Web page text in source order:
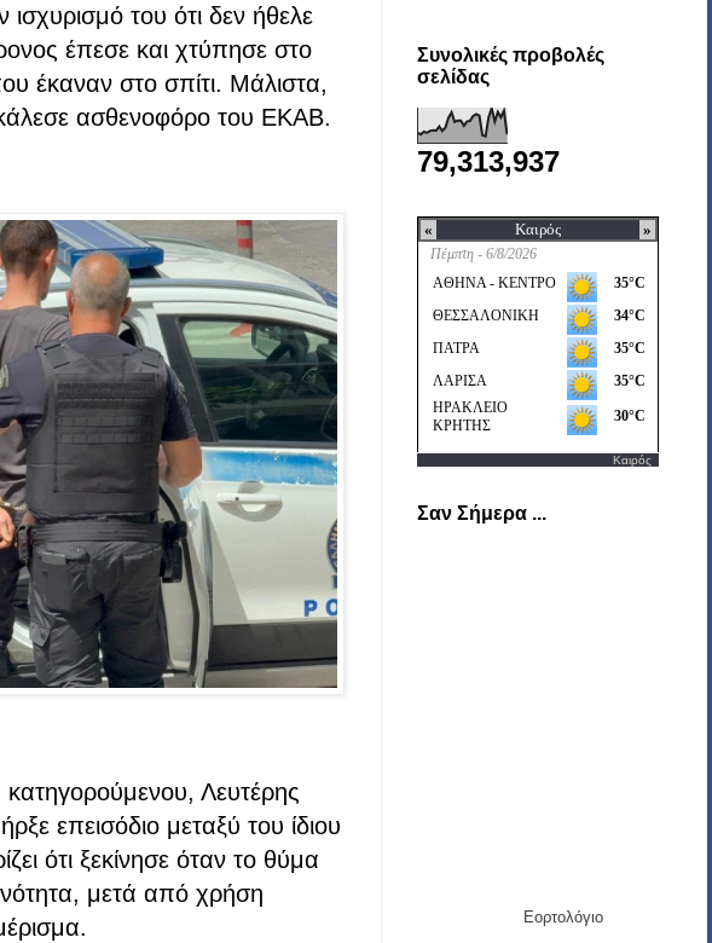
του ότι δεν ήθελε
έπεσε και χτύπησε στο
έκαναν στο σπίτι. Μάλιστα,
ασθενοφόρο του ΕΚΑΒ.
Λευτέρης
επεισόδιο μεταξύ του ίδιου
ότι ξεκίνησε όταν το θύμα
μετά από χρήση
Συνολικές προβολές
σελίδας
79,313,937
Καιρός
Σαν Σήμερα ...
Εορτολόγιο